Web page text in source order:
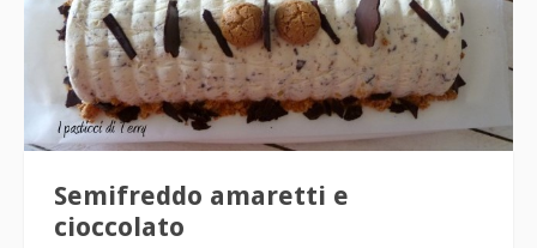
Semifreddo amaretti e
cioccolato